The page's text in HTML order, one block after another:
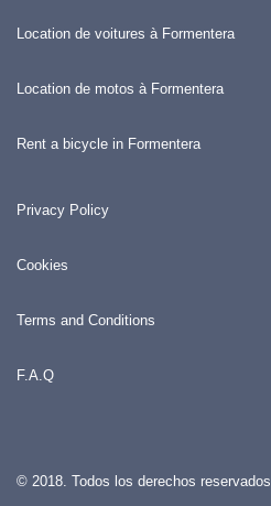
Location de voitures à Formentera
Location de motos à Formentera
Rent a bicycle in Formentera
Privacy Policy
Cookies
Terms and Conditions
F.A.Q
© 2018. Todos los derechos reservados.